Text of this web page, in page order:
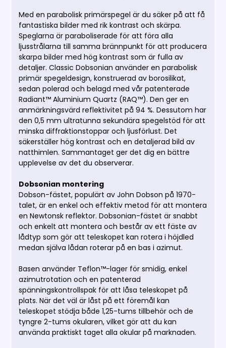
Med en parabolisk primärspegel är du säker på att få
fantastiska bilder med rik kontrast och skärpa.
Speglarna är paraboliserade för att föra alla
ljusstrålarna till samma brännpunkt för att producera
skarpa bilder med hög kontrast som är fulla av
detaljer. Classic Dobsonian använder en parabolisk
primär spegeldesign, konstruerad av borosilikat,
sedan polerad och belagd med vår patenterade
Radiant™ Aluminium Quartz (RAQ™). Den ger en
anmärkningsvärd reflektivitet på 94 %. Dessutom har
den 0,5 mm ultratunna sekundära spegelstöd för att
minska diffraktionstoppar och ljusförlust. Det
säkerställer hög kontrast och en detaljerad bild av
natthimlen. Sammantaget ger det dig en bättre
upplevelse av det du observerar.
Dobsonian montering
Dobson-fästet, populärt av John Dobson på 1970-
talet, är en enkel och effektiv metod för att montera
en Newtonsk reflektor. Dobsonian-fästet är snabbt
och enkelt att montera och består av ett fäste av
lådtyp som gör att teleskopet kan rotera i höjdled
medan själva lådan roterar på en bas i azimut.
Basen använder Teflon™-lager för smidig, enkel
azimutrotation och en patenterad
spänningskontrollspak för att låsa teleskopet på
plats. När det väl är låst på ett föremål kan
teleskopet stödja både 1,25-tums tillbehör och de
tyngre 2-tums okularen, vilket gör att du kan
använda praktiskt taget alla okular på marknaden.